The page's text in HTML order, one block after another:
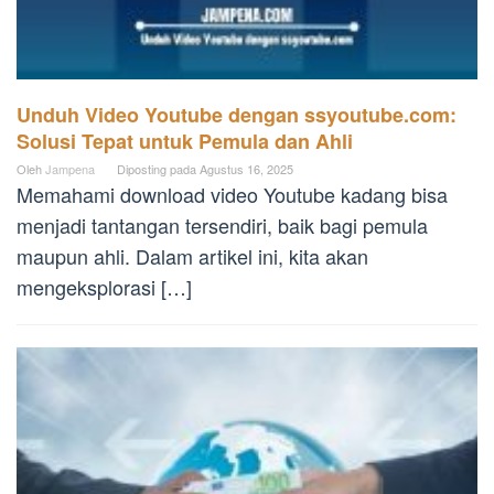
Unduh Video Youtube dengan ssyoutube.com:
Solusi Tepat untuk Pemula dan Ahli
OlehJampena Diposting pada Agustus 16, 2025
Memahami download video Youtube kadang bisa
menjadi tantangan tersendiri, baik bagi pemula
maupun ahli. Dalam artikel ini, kita akan
mengeksplorasi […]